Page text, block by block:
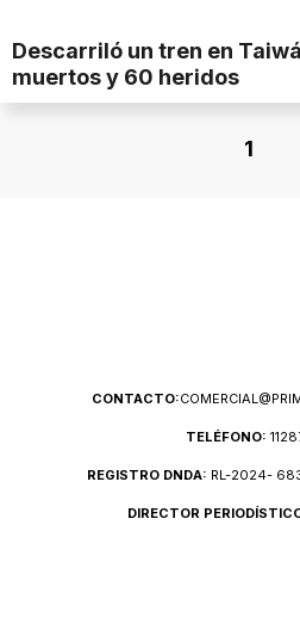
Descarriló un tren en
muertos y 60 heridos
1
CONTACTO:
TELÉFONO:
REGISTRO DNDA: RL-2024-
DIRECTOR